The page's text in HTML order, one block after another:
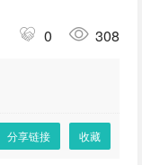
0 308
分享链接 收藏